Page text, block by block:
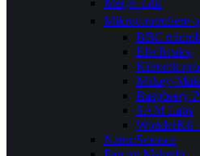
Merge Edu
Mikrocontrollere
BBC
Elecfreaks
Kitronik
Makey-
Raspberry
SAM Labs
WonderKit
Natur/Science